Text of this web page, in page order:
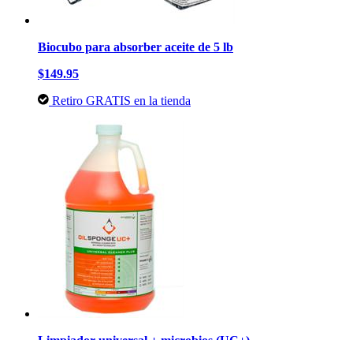
Biocubo para absorber aceite de 5 lb
$149.95
Retiro GRATIS en la tienda